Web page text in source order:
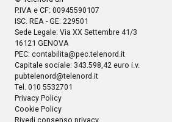
P.IVA e CF: 00945590107
ISC. REA - GE: 229501
Sede Legale: Via XX Settembre 41/3
16121 GENOVA
PEC: contabilita@pec.telenord.it
Capitale sociale: 343.598,42 euro i.v.
pubtelenord@telenord.it
Tel. 010 5532701
Privacy Policy
Cookie Policy
Rivedi consenso privacy